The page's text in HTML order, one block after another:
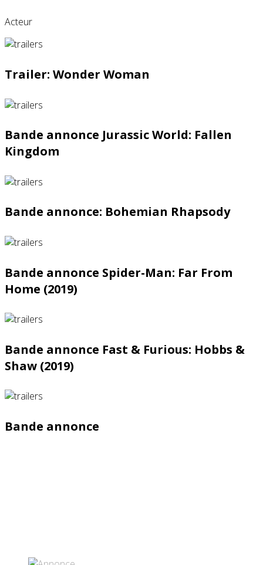
Acteur
Trailer: Wonder Woman
Bande annonce Jurassic World: Fallen
Kingdom
Bande annonce: Bohemian Rhapsody
Bande annonce Spider-Man: Far From
Home (2019)
Bande annonce Fast & Furious: Hobbs &
Shaw (2019)
Bande annonce